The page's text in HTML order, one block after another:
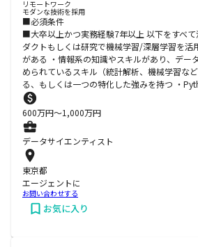
リモートワーク
モダンな技術を採用
■必須条件
■大卒以上かつ実務経験7年以上 以下をすべ
ダクトもしくは研究で機械学習/深層学習を活
がある ・情報系の知識やスキルがあり、デー
められているスキル（統計解析、機械学習な
る、もしくは一つの特化した強みを持つ ・
600万円〜1,000万円
データサイエンティスト
東京都
エージェントに
お問い合わせする
お気に入り